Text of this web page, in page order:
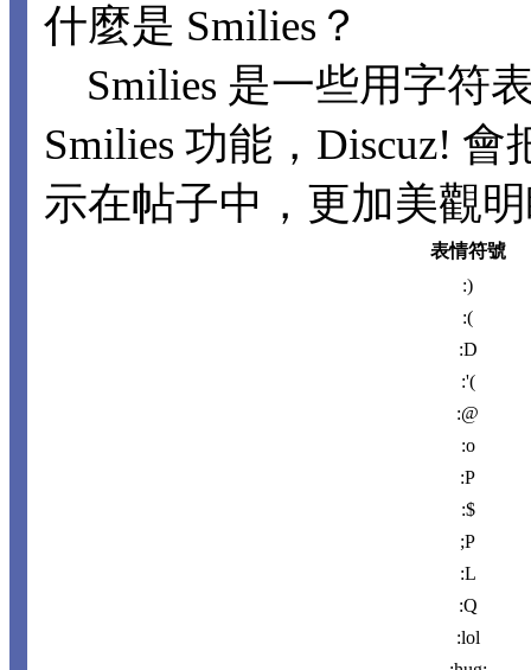
什麼是 Smilies？
Smilies 是一些用字符
Smilies 功能，Discuz!
示在帖子中，更加美觀
表情符號
:)
:(
:D
:'(
:@
:o
:P
:$
;P
:L
:Q
:lol